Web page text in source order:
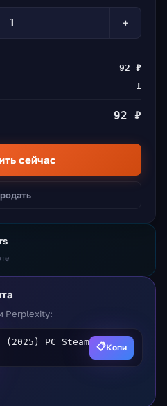
+
92 ₽
1
92 ₽
сейчас
Perplexity:
(2025) PC Steam
📋Копи